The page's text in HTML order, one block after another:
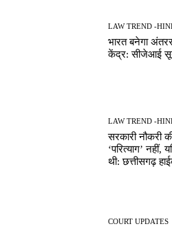
LAW TREND -
भारत बनेगा
केंद्र: सीजेआई
LAW TREND -
सरकारी नौकरी
‘परित्याग’ नहीं,
थी: छत्तीसगढ़
COURT UPDATES